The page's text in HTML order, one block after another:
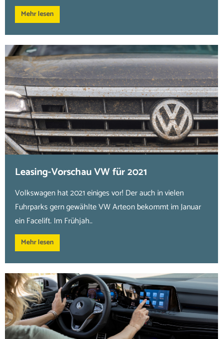
Mehr lesen
Leasing-Vorschau VW für 2021
Volkswagen hat 2021 einiges vor! Der auch in vielen
Fuhrparks gern gewählte VW Arteon bekommt im Januar
ein Facelift. Im Frühjah..
Mehr lesen